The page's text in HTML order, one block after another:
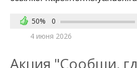
50% 0
4 июня 2026
Акция "Сообщи,